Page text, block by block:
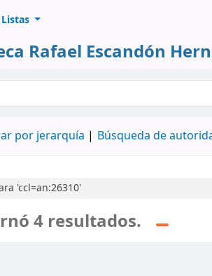
Listas
Rafael Escandón
por jerarquía Búsqueda de
'ccl=an:26310'
4 resultados.